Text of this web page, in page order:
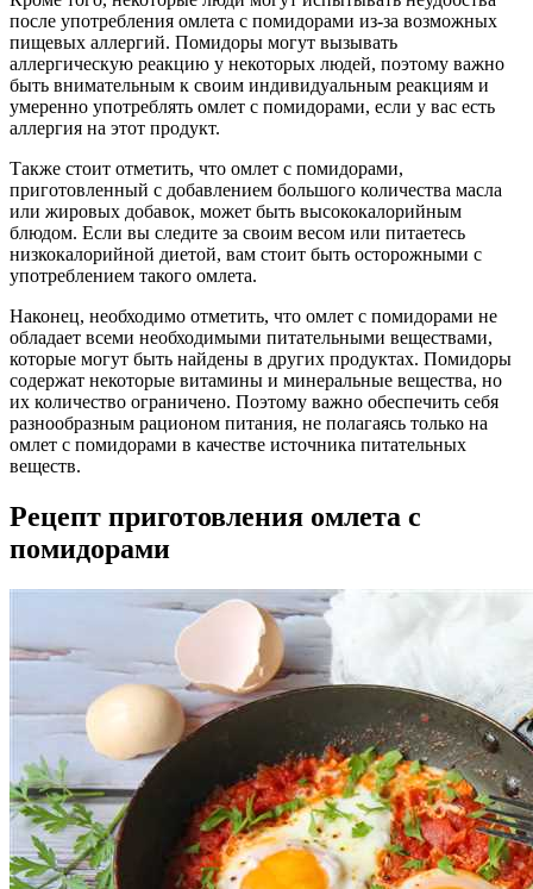
после употребления омлета с помидорами из-за возможных
пищевых аллергий. Помидоры могут вызывать
аллергическую реакцию у некоторых людей, поэтому важно
быть внимательным к своим индивидуальным реакциям и
умеренно употреблять омлет с помидорами, если у вас есть
аллергия на этот продукт.
Также стоит отметить, что омлет с помидорами,
приготовленный с добавлением большого количества масла
или жировых добавок, может быть высококалорийным
блюдом. Если вы следите за своим весом или питаетесь
низкокалорийной диетой, вам стоит быть осторожными с
употреблением такого омлета.
Наконец, необходимо отметить, что омлет с помидорами не
обладает всеми необходимыми питательными веществами,
которые могут быть найдены в других продуктах. Помидоры
содержат некоторые витамины и минеральные вещества, но
их количество ограничено. Поэтому важно обеспечить себя
разнообразным рационом питания, не полагаясь только на
омлет с помидорами в качестве источника питательных
веществ.
Рецепт приготовления омлета с
помидорами